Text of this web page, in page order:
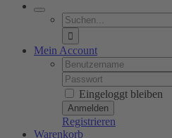
Suche
nach:
Mein Account
Username:
Password:
Eingeloggt bleiben
Registrieren
Warenkorb